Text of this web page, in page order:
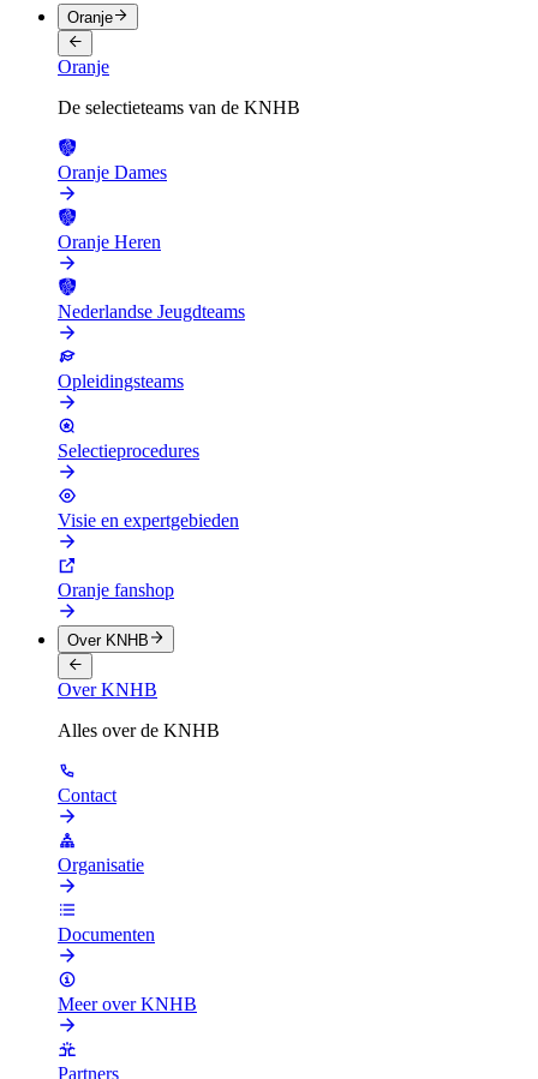
Oranje
Oranje
De selectieteams van de KNHB
Oranje Dames
Oranje Heren
Nederlandse Jeugdteams
Opleidingsteams
Selectieprocedures
Visie en expertgebieden
Oranje fanshop
Over KNHB
Over KNHB
Alles over de KNHB
Contact
Organisatie
Documenten
Meer over KNHB
Partners